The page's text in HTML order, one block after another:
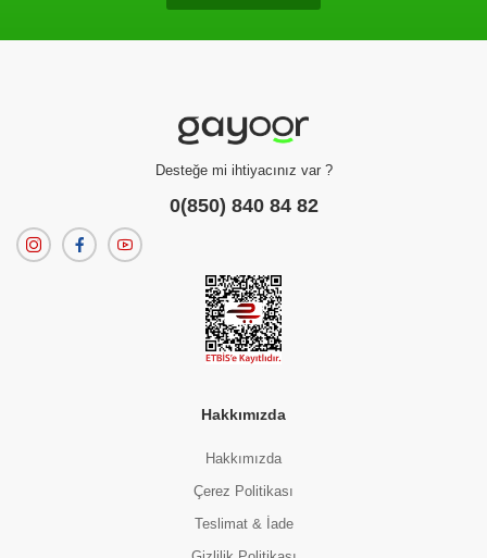
Desteğe mi ihtiyacınız var ?
0(850) 840 84 82
Hakkımızda
Hakkımızda
Çerez Politikası
Teslimat & İade